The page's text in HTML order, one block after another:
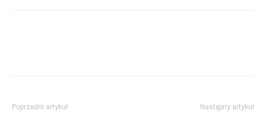
Poprzedni artykuł Następny artykuł